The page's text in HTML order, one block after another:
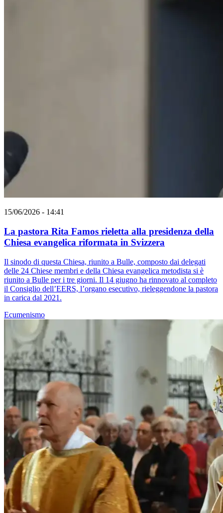
15/06/2026 - 14:41
La pastora Rita Famos rieletta alla presidenza della
Chiesa evangelica riformata in Svizzera
Il sinodo di questa Chiesa, riunito a Bulle, composto dai delegati
delle 24 Chiese membri e della Chiesa evangelica metodista si è
riunito a Bulle per i tre giorni. Il 14 giugno ha rinnovato al completo
il Consiglio dell’EERS, l’organo esecutivo, rieleggendone la pastora
in carica dal 2021.
Ecumenismo